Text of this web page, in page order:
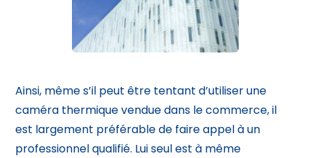
Ainsi, même s’il peut être tentant d’utiliser une
caméra thermique vendue dans le commerce, il
est largement préférable de faire appel à un
professionnel qualifié. Lui seul est à même